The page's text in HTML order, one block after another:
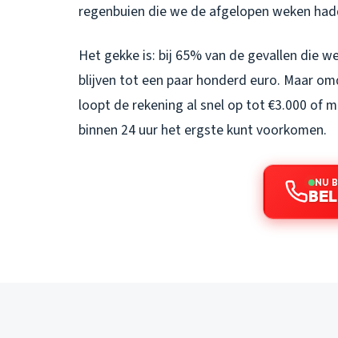
regenbuien die we de afgelopen weken
Het gekke is: bij 65% van de gevallen die
blijven tot een paar honderd euro. Maar
loopt de rekening al snel op tot €3.000 of
binnen 24 uur het ergste kunt voorkomen.
NU